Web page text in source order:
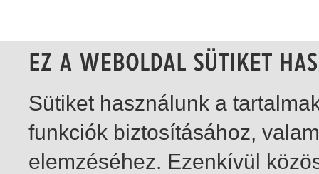
Sütiket használunk a
funkciók biztosításához,
elemzéséhez. Ezenkívül